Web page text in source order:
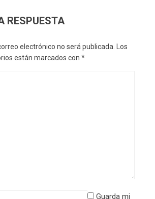
RESPUESTA
electrónico no será publicada.
Los
están marcados con *
Guarda mi